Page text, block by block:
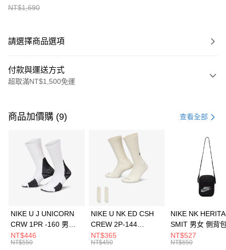
NT$1,690
請選擇商品選項
付款與運送方式
超取滿NT$1,500免運
信用卡一次付款
3 期 0 利率 每期 21家銀行
合作金庫商業銀行
第一商業銀行
華南商業銀行
彰化商業銀行
上海商業儲蓄銀行
元大商業銀行
Apple Pay
全盈+PAY
AFTEE先享後付
商品加價購 (9) 查看全部
NIKE U J UNICORN
CRW 1PR -160 男女
中統襪 FZ3393100
NT$446
NT$550
NIKE U NK ED CSH
CREW 2P-144
EMBRDY 男女 短統襪
FZ3073133
NT$365
NT$450
NIKE NK
SMIT 男女 側背
BA5871010
NT$527
NT$650